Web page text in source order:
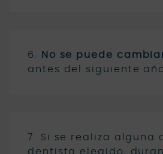
6.
No se puede
antes del siguiente
7. Si se realiza alguna
dentista elegido,